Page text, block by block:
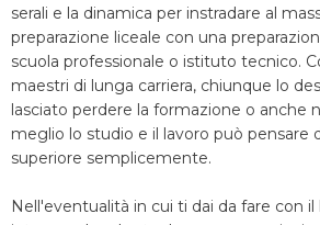
serali e la dinamica per instradare al
preparazione liceale con una
scuola professionale o istituto tecnico.
maestri di lunga carriera, chiunque lo
lasciato perdere la formazione o anche
meglio lo studio e il lavoro può pensare
superiore semplicemente.
Nell'eventualità in cui ti dai da fare con